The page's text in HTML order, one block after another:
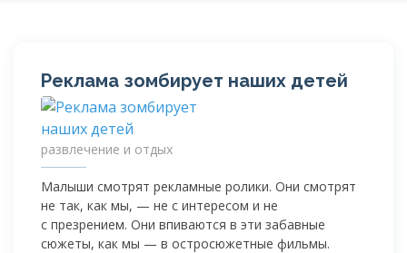
Реклама зомбирует наших детей
развлечение и отдых
Малыши смотрят рекламные ролики. Они смотрят
не так, как мы, — не с интересом и не
с презрением. Они впиваются в эти забавные
сюжеты, как мы — в остросюжетные фильмы.